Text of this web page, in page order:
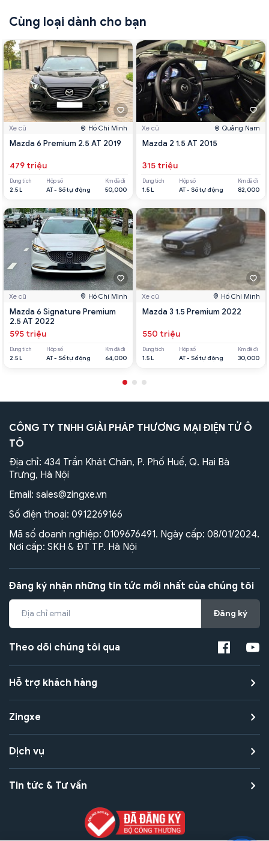
Cùng loại dành cho bạn
Xe cũ Hồ Chí Minh
Mazda 6 Premium 2.5 AT 2019
479 triệu
Dung tích
2.5 L
Hộp số
AT - Số tự động
Km đã đi
50,000
Xe cũ Hồ Chí Minh
Mazda 6 Signature Premium
2.5 AT 2022
595 triệu
Dung tích
2.5 L
Hộp số
AT - Số tự động
Km đã đi
64,000
Xe cũ Quảng Nam
Mazda 2 1.5 AT 2015
315 triệu
Dung tích
1.5 L
Hộp số
AT - Số tự động
Km đã đi
82,000
Xe cũ Hồ Chí Minh
Mazda 3 1.5 Premium 2022
550 triệu
Dung tích
1.5 L
Hộp số
AT - Số tự động
Km đã đi
30,000
CÔNG TY TNHH GIẢI PHÁP THƯƠNG MẠI ĐIỆN TỬ Ô
TÔ
Địa chỉ: 434 Trần Khát Chân, P. Phố Huế, Q. Hai Bà
Trưng, Hà Nội
Email: sales@zingxe.vn
Số điện thoại: 0912269166
Mã số doanh nghiệp: 0109676491. Ngày cấp: 08/01/2024.
Nơi cấp: SKH & ĐT TP. Hà Nội
Đăng ký nhận những tin tức mới nhất của chúng tôi
Đăng ký
Theo dõi chúng tôi qua
Hỗ trợ khách hàng
Zingxe
Dịch vụ
Tin tức & Tư vấn